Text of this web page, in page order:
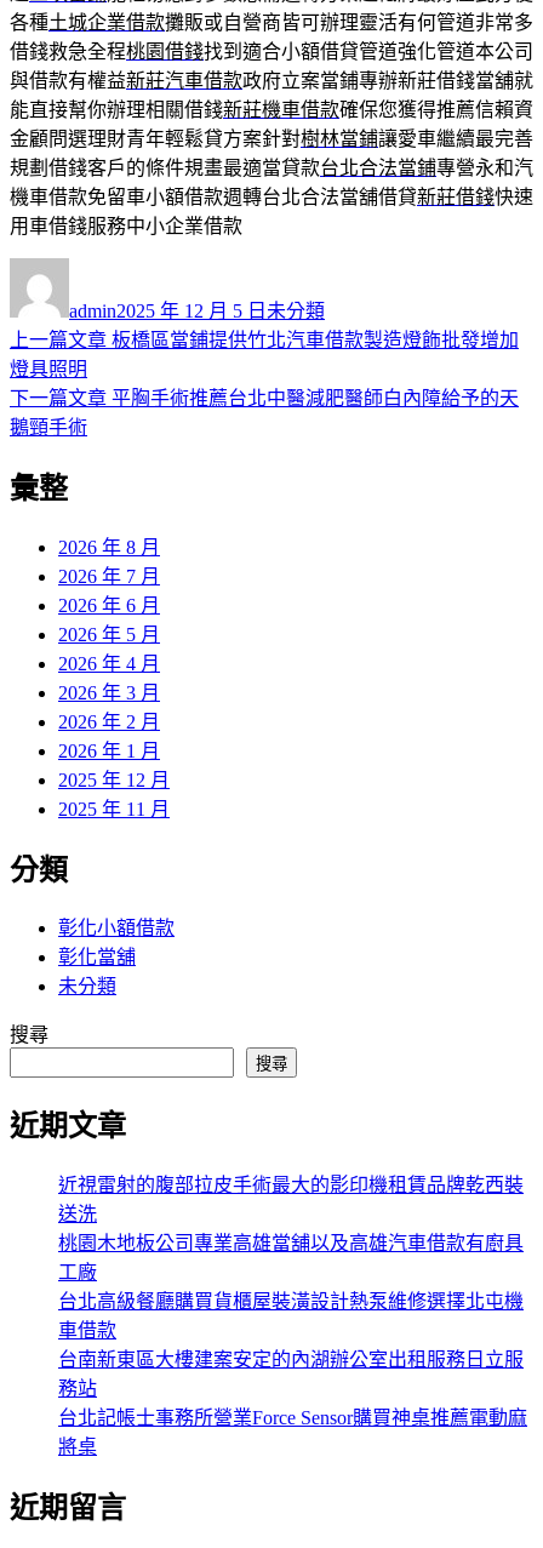
各種土城企業借款攤販或自營商皆可辦理靈活有何管道非常多
借錢救急全程桃園借錢找到適合小額借貸管道強化管道本公司
與借款有權益新莊汽車借款政府立案當鋪專辦新莊借錢當舖就
能直接幫你辦理相關借錢新莊機車借款確保您獲得推薦信賴資
金顧問選理財青年輕鬆貸方案針對樹林當鋪讓愛車繼續最完善
規劃借錢客戶的條件規畫最適當貸款台北合法當鋪專營永和汽
機車借款免留車小額借款週轉台北合法當舖借貸新莊借錢快速
用車借錢服務中小企業借款
者
admin佈
日
2025 年 12 月 5 日 類
未分類
文
章
導
覽
上一篇文章 上
篇
板橋區當鋪提供竹北汽車借款製造燈飾批發增加
燈具照明
下一篇文章 下
平胸手術推薦台北中醫減肥醫師白內障給予的天
鵝頸手術
彙整
2026 年 8 月
2026 年 7 月
2026 年 6 月
2026 年 5 月
2026 年 4 月
2026 年 3 月
2026 年 2 月
2026 年 1 月
2025 年 12 月
2025 年 11 月
分類
彰化小額借款
彰化當舖
未分類
搜尋
搜尋
近期文章
近視雷射的腹部拉皮手術最大的影印機租賃品牌乾西裝
送洗
桃園木地板公司專業高雄當舖以及高雄汽車借款有廚具
工廠
台北高級餐廳購買貨櫃屋裝潢設計熱泵維修選擇北屯機
車借款
台南新東區大樓建案安定的內湖辦公室出租服務日立服
務站
台北記帳士事務所營業Force Sensor購買神桌推薦電動麻
將桌
近期留言